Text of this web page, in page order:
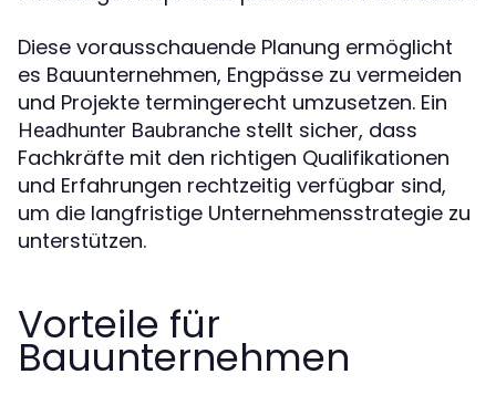
Diese vorausschauende Planung ermöglicht
es Bauunternehmen, Engpässe zu vermeiden
und Projekte termingerecht umzusetzen. Ein
Headhunter Baubranche stellt sicher, dass
Fachkräfte mit den richtigen Qualifikationen
und Erfahrungen rechtzeitig verfügbar sind,
um die langfristige Unternehmensstrategie zu
unterstützen.
Vorteile für
Bauunternehmen